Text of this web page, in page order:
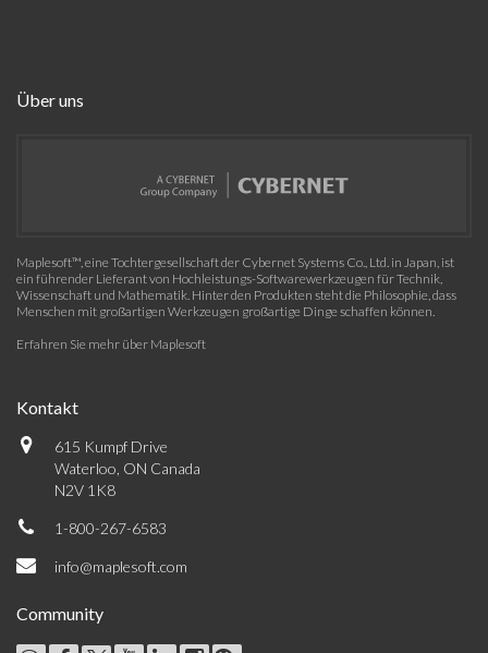
Über uns
Maplesoft™, eine Tochtergesellschaft der Cybernet Systems Co., Ltd. in Japan, ist
ein führender Lieferant von Hochleistungs-Softwarewerkzeugen für Technik,
Wissenschaft und Mathematik. Hinter den Produkten steht die Philosophie, dass
Menschen mit großartigen Werkzeugen großartige Dinge schaffen können.
Erfahren Sie mehr über Maplesoft
Kontakt
615 Kumpf Drive
Waterloo, ON Canada
N2V 1K8
1-800-267-6583
info@maplesoft.com
Community